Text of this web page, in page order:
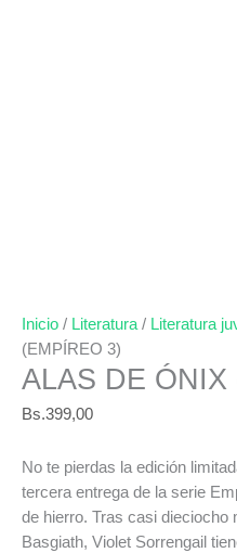
Inicio / Literatura / Literatura
(EMPÍREO 3)
ALAS DE ÓNIX
Bs.399,00
No te pierdas la edición
tercera entrega de la serie
de hierro. Tras casi dieciocho
Basgiath, Violet Sorrengail